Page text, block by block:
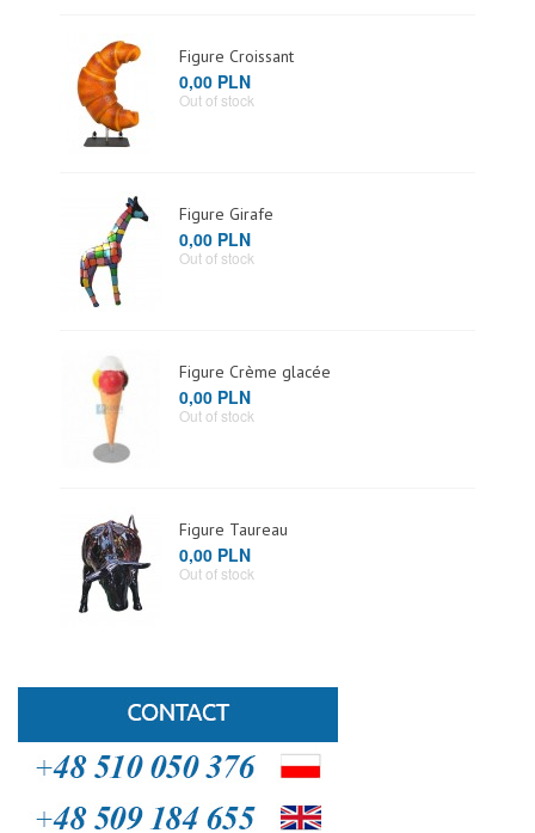
Figure Croissant
0,00 PLN
Out of stock
Figure Girafe
0,00 PLN
Out of stock
Figure Crème glacée
0,00 PLN
Out of stock
Figure Taureau
0,00 PLN
Out of stock